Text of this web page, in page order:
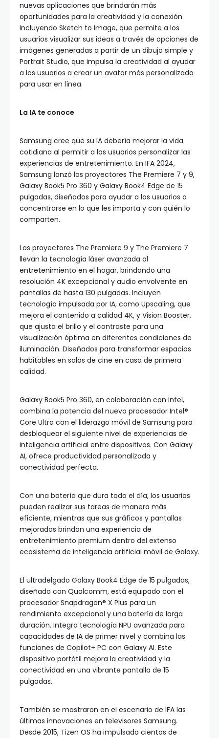
nuevas aplicaciones que brindarán más
oportunidades para la creatividad y la conexión.
Incluyendo Sketch to Image, que permite a los
usuarios visualizar sus ideas a través de opciones de
imágenes generadas a partir de un dibujo simple y
Portrait Studio, que impulsa la creatividad al ayudar
a los usuarios a crear un avatar más personalizado
para usar en línea.
La IA te conoce
Samsung cree que su IA debería mejorar la vida
cotidiana al permitir a los usuarios personalizar las
experiencias de entretenimiento. En IFA 2024,
Samsung lanzó los proyectores The Premiere 7 y 9,
Galaxy Book5 Pro 360 y Galaxy Book4 Edge de 15
pulgadas, diseñados para ayudar a los usuarios a
concentrarse en lo que les importa y con quién lo
comparten.
Los proyectores The Premiere 9 y The Premiere 7
llevan la tecnología láser avanzada al
entretenimiento en el hogar, brindando una
resolución 4K excepcional y audio envolvente en
pantallas de hasta 130 pulgadas. Incluyen
tecnología impulsada por IA, como Upscaling, que
mejora el contenido a calidad 4K, y Vision Booster,
que ajusta el brillo y el contraste para una
visualización óptima en diferentes condiciones de
iluminación. Diseñados para transformar espacios
habitables en salas de cine en casa de primera
calidad.
Galaxy Book5 Pro 360, en colaboración con Intel,
combina la potencia del nuevo procesador Intel®
Core Ultra con el liderazgo móvil de Samsung para
desbloquear el siguiente nivel de experiencias de
inteligencia artificial entre dispositivos. Con Galaxy
AI, ofrece productividad personalizada y
conectividad perfecta.
Con una batería que dura todo el día, los usuarios
pueden realizar sus tareas de manera más
eficiente, mientras que sus gráficos y pantallas
mejorados brindan una experiencia de
entretenimiento premium dentro del extenso
ecosistema de inteligencia artificial móvil de Galaxy.
El ultradelgado Galaxy Book4 Edge de 15 pulgadas,
diseñado con Qualcomm, está equipado con el
procesador Snapdragon® X Plus para un
rendimiento excepcional y una batería de larga
duración. Integra tecnología NPU avanzada para
capacidades de IA de primer nivel y combina las
funciones de Copilot+ PC con Galaxy AI. Este
dispositivo portátil mejora la creatividad y la
conectividad en una vibrante pantalla de 15
pulgadas.
También se mostraron en el escenario de IFA las
últimas innovaciones en televisores Samsung.
Desde 2015, Tizen OS ha impulsado cientos de